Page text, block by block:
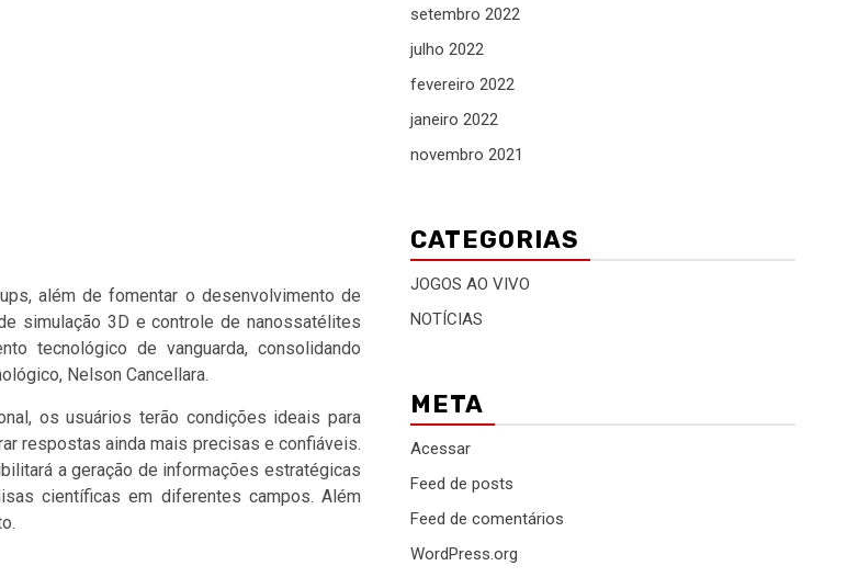
além de fomentar o desenvolvimento de
simulação 3D e controle de nanossatélites
tecnológico de vanguarda, consolidando
Nelson Cancellara.
os usuários terão condições ideais para
respostas ainda mais precisas e confiáveis.
a geração de informações estratégicas
científicas em diferentes campos. Além
setembro 2022
julho 2022
fevereiro 2022
janeiro 2022
novembro 2021
CATEGORIAS
JOGOS AO VIVO
NOTÍCIAS
META
Acessar
Feed de posts
Feed de comentários
WordPress.org